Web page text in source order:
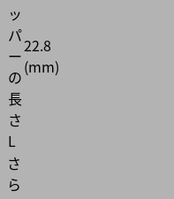
ッ
パ
ー
の
長
さ
L
22.8
(mm)
さ
ら